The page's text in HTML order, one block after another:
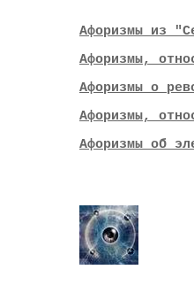
Афоризмы из
Афоризмы,
Афоризмы о
Афоризмы,
Афоризмы об